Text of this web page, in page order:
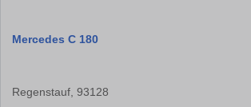
Mercedes C 180
Regenstauf, 93128